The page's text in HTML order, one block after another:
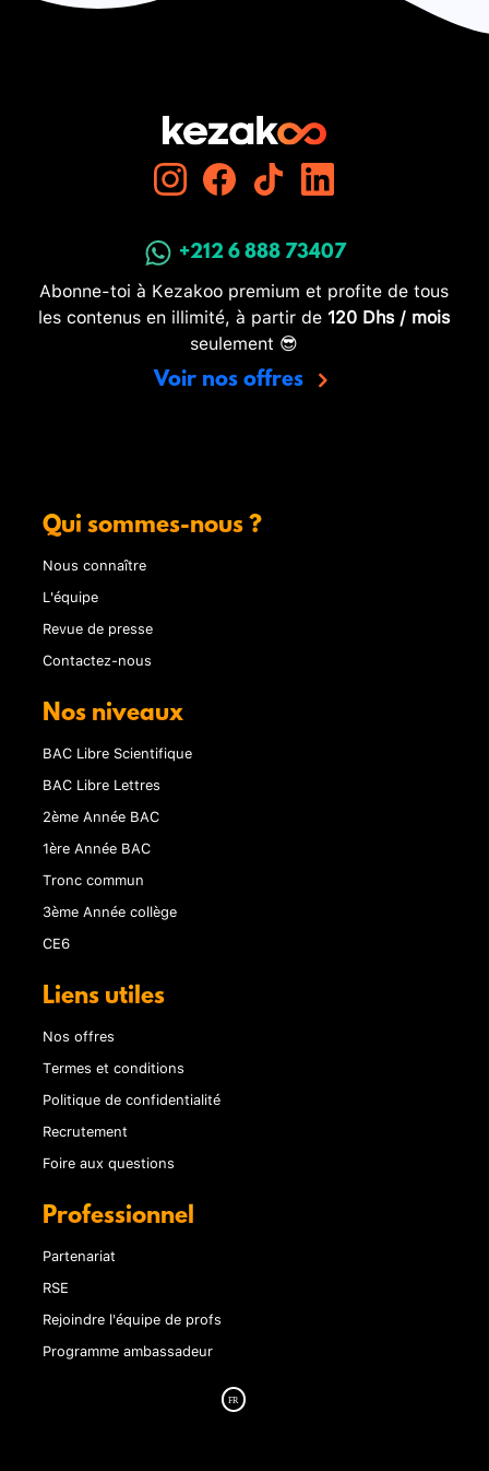
+212 6 888 73407
Abonne-toi à Kezakoo premium et profite de tous
les contenus en illimité, à partir de 120 Dhs / mois
seulement 😎
Voir nos offres
Qui sommes-nous ?
Nous connaître
L'équipe
Revue de presse
Contactez-nous
Nos niveaux
BAC Libre Scientifique
BAC Libre Lettres
2ème Année BAC
1ère Année BAC
Tronc commun
3ème Année collège
CE6
Liens utiles
Nos offres
Termes et conditions
Politique de confidentialité
Recrutement
Foire aux questions
Professionnel
Partenariat
RSE
Rejoindre l'équipe de profs
Programme ambassadeur